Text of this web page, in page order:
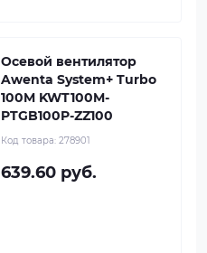
Осевой вентилятор
Awenta System+ Turbo
100M KWT100M-
PTGB100P-ZZ100
Код товара: 278901
639.60 руб.